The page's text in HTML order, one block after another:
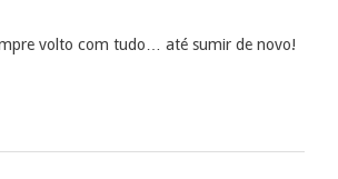
volto com tudo… até sumir de novo!